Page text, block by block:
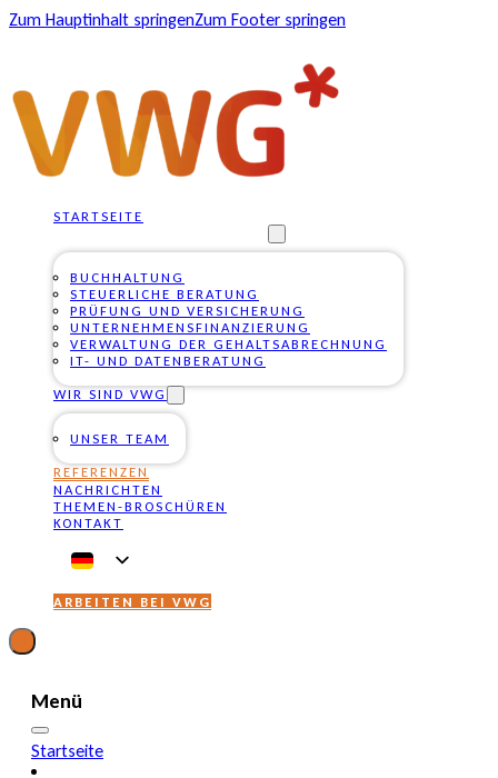
Zum Hauptinhalt springenZum Footer springen
STARTSEITE
BUCHHALTUNG
STEUERLICHE BERATUNG
PRÜFUNG UND VERSICHERUNG
UNTERNEHMENSFINANZIERUNG
VERWALTUNG DER GEHALTSABRECHNUNG
IT- UND DATENBERATUNG
WIR SIND VWG
UNSER TEAM
REFERENZEN
NACHRICHTEN
THEMEN-BROSCHÜREN
KONTAKT
ARBEITEN BEI VWG
Menü
Startseite